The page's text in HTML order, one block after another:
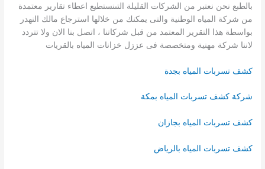
بالطبع نحن نعتبر من الشركات القليلة التىنستطيع اعطاء تقارير معتمدة
من شركة المياه الوطنية والتى يمكنك من خلالها استرجاع مالك النهدر
بواسطة هذا التقرير المعتمد من قبل شركاتنا ، اتصل بنا الان ولا تتردد
لاننا شركة مهنية ومتخصصة فى عززل خزانات المياه بالقريات
كشف تسربات المياه بجدة
شركة كشف تسربات المياه بمكة
كشف تسربات المياه بجازان
كشف تسربات المياه بالرياض